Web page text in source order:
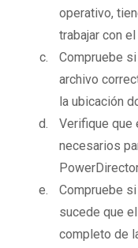
operativo,
trabajar con
Compruebe
archivo
la ubicación
Verifique que
necesarios
Compruebe
sucede que
completo de